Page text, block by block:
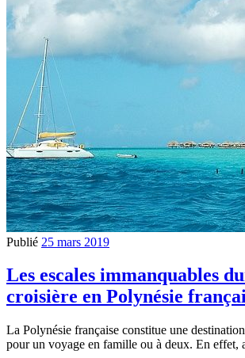
Publié 25 mars 2019
Les escales immanquables
croisière en Polynésie
La Polynésie française constitue une
pour un voyage en famille ou à deux. En